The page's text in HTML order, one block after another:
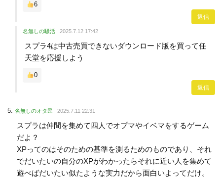
6
返信
名無しの騒活 2025.7.12 17:42
スプラ4は中古売買できないダウンロード版を買って任
天堂を応援しよう
0
返信
名無しのオタ民 2025.7.11 22:31
スプラは仲間を集めて四人でオプマやイベマをするゲーム
だよ？
XPってのはそのための基準を測るためのものであり、それ
でだいたいの自分のXPがわかったらそれに近い人を集めて
遊べばだいたい似たような実力だから面白いよってだけ。